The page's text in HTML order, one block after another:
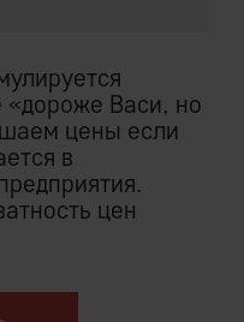
«дороже Васи, но
цены если
в
цен